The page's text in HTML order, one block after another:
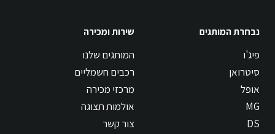
נבחרת המותגים
פיג'ו
סיטרואן
אופל
MG
DS
שירות ומכירה
המותגים שלנו
רכבים חשמליים
מרכזי מכירה
אולמות תצוגה
צור קשר